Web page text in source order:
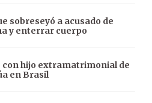
sobreseyó a acusado de
y enterrar cuerpo
con hijo extramatrimonial de
en Brasil